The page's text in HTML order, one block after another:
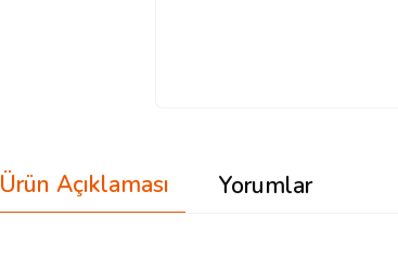
Ürün Açıklaması Yorumlar